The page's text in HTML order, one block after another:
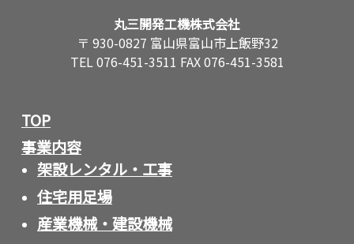
丸三開発工機株式会社
〒 930-0827 富山県富山市上飯野32
TEL 076-451-3511 FAX 076-451-3581
TOP
事業内容
架設レンタル・工事
住宅用足場
産業機械・建設機械